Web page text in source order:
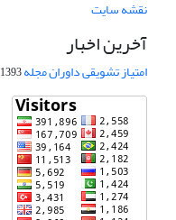
نقشه سایت
آخرین اخبار
امتیاز تشویقی داوران مجله1393-09-01